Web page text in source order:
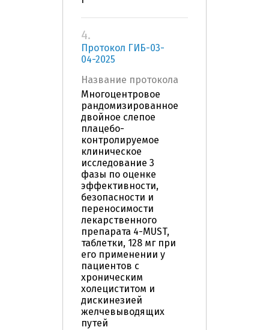
4.
Протокол ГИБ-03-
04-2025
Название протокола
Многоцентровое
рандомизированное
двойное слепое
плацебо-
контролируемое
клиническое
исследование 3
фазы по оценке
эффективности,
безопасности и
переносимости
лекарственного
препарата 4-MUST,
таблетки, 128 мг при
его применении у
пациентов с
хроническим
холециститом и
дискинезией
желчевыводящих
путей